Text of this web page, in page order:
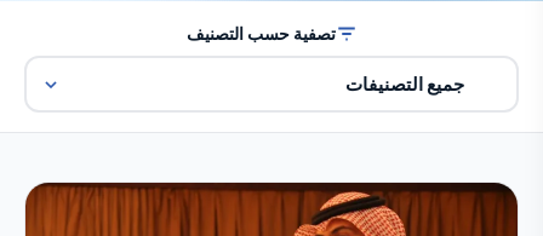
تصفية حسب التصنيف